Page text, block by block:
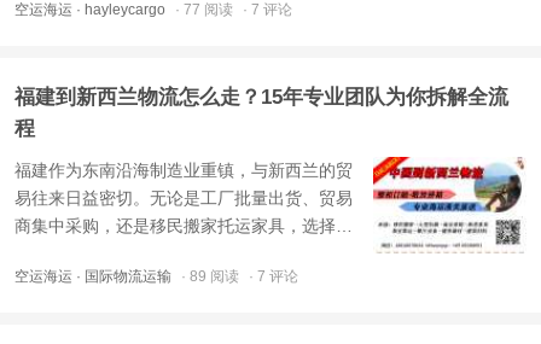
中不可或缺的关键环节。 对于不同类型的货
关。 很多初次进口的朋 ...
空运海运 · hayleycargo · 77 阅读 · 7 评论
福建到新西兰物流怎么走？15年专业团队为你拆解全流
程
福建作为东南沿海制造业重镇，与新西兰的贸
易往来日益密切。无论是工厂批量出货、贸易
商集中采购，还是移民搬家托运家具，选择一
Jerry就带你全面了解福建到新西兰的货物运输
空运海运 · 国际物流运输 · 89 阅读 · 7 评论